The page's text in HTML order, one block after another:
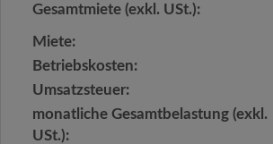
Gesamtmiete (exkl. USt.):
Miete:
Betriebskosten:
Umsatzsteuer:
monatliche Gesamtbelastung (exkl.
USt.):